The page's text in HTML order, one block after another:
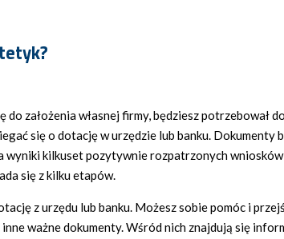
założenia własnej firmy, będziesz
się o dotację w urzędzie lub banku.
wyniki kilkuset pozytywnie rozpatrzonych
się z kilku etapów.
z urzędu lub banku. Możesz sobie pomóc i
ważne dokumenty. Wśród nich znajdują się